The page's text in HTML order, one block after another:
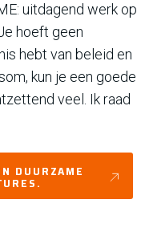
uitdagend werk op
hoeft geen
hebt van beleid en
kun je een goede
veel. Ik raad
DUURZAME